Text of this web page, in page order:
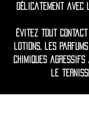
délicatement avec
Évitez tout
lotions, les
chimiques
le